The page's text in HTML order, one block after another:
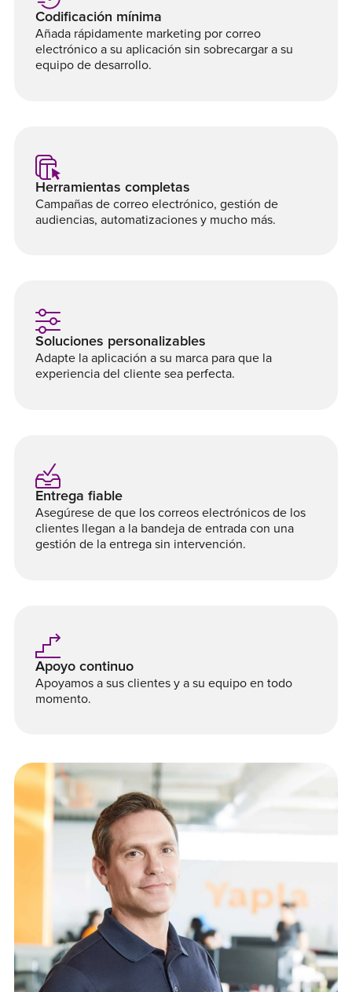
Codificación mínima
Añada rápidamente marketing por correo
electrónico a su aplicación sin sobrecargar a su
equipo de desarrollo.
Herramientas completas
Campañas de correo electrónico, gestión de
audiencias, automatizaciones y mucho más.
Soluciones personalizables
Adapte la aplicación a su marca para que la
experiencia del cliente sea perfecta.
Entrega fiable
Asegúrese de que los correos electrónicos de los
clientes llegan a la bandeja de entrada con una
gestión de la entrega sin intervención.
Apoyo continuo
Apoyamos a sus clientes y a su equipo en todo
momento.